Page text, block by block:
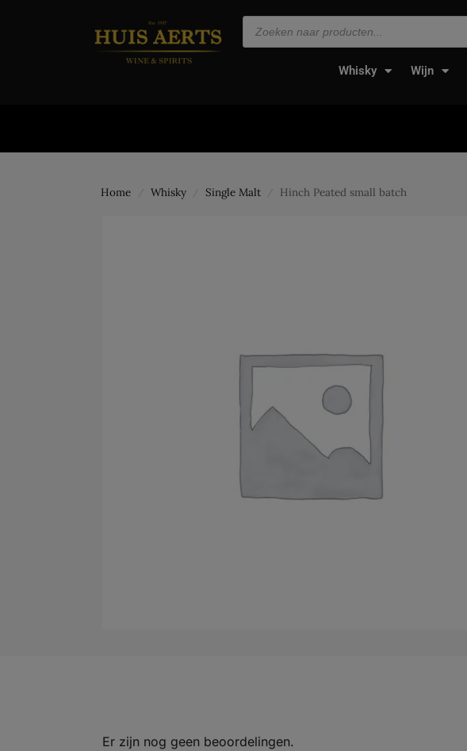
Whisky Wijn
Home / Whisky / Single Malt / Hinch Peated small batch
Er zijn nog geen beoordelingen.